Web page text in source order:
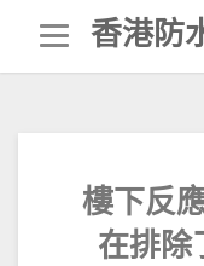
content
香港防
樓下反
在排除